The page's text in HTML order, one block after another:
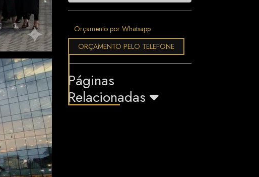
Orçamento por Whatsapp
ORÇAMENTO PELO TELEFONE
Páginas
Relacionadas